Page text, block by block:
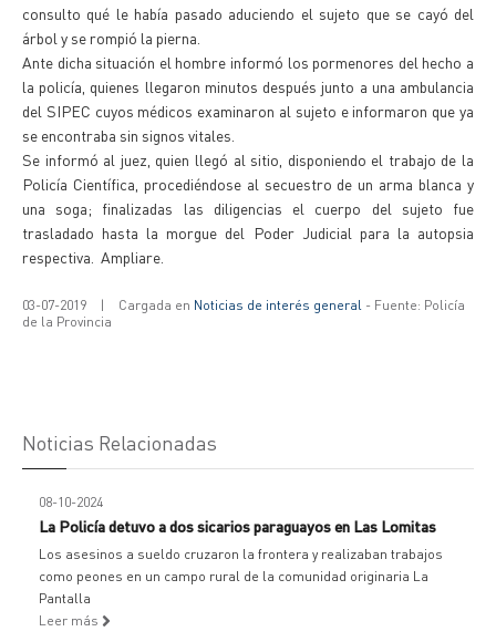
consulto qué le había pasado aduciendo el sujeto que se cayó del
árbol y se rompió la pierna.
Ante dicha situación el hombre informó los pormenores del hecho a
la policía, quienes llegaron minutos después junto a una ambulancia
del SIPEC cuyos médicos examinaron al sujeto e informaron que ya
se encontraba sin signos vitales.
Se informó al juez, quien llegó al sitio, disponiendo el trabajo de la
Policía Científica, procediéndose al secuestro de un arma blanca y
una soga; finalizadas las diligencias el cuerpo del sujeto fue
trasladado hasta la morgue del Poder Judicial para la autopsia
respectiva. Ampliare.
03-07-2019 | Cargada en Noticias de interés general - Fuente: Policía
de la Provincia
Noticias Relacionadas
08-10-2024
La Policía detuvo a dos sicarios paraguayos en Las Lomitas
Los asesinos a sueldo cruzaron la frontera y realizaban trabajos
como peones en un campo rural de la comunidad originaria La
Pantalla
Leer más